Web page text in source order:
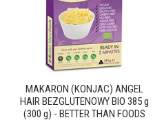
MAKARON (KONJAC) ANGEL
HAIR BEZGLUTENOWY BIO 385 g
(300 g) - BETTER THAN FOODS